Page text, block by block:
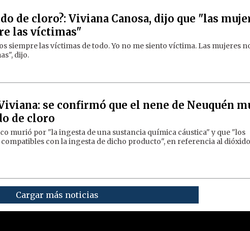
de cloro?: Viviana Canosa, dijo que "las
las víctimas"
siempre las víctimas de todo. Yo no me siento víctima. Las mujeres
dijo.
se confirmó que el nene de Neuquén
de cloro
murió por "la ingesta de una sustancia química cáustica" y que "los
con la ingesta de dicho producto", en referencia al
Cargar más noticias